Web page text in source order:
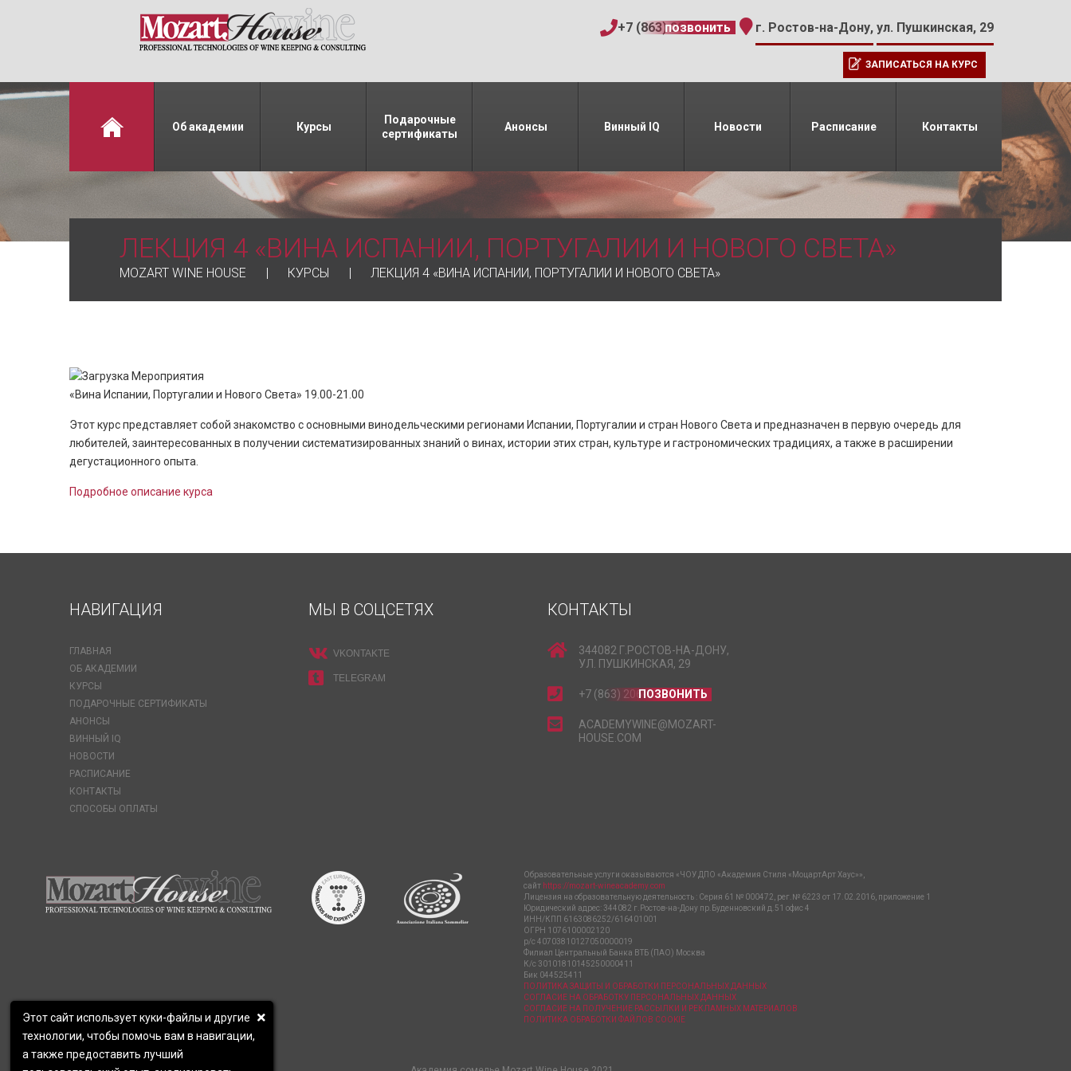
+7 (863) 206-15-15
позвонить г. Ростов-на-Дону, ул. Пушкинская, 29
ЗАПИСАТЬСЯ НА КУРС
Об академии Курсы
Подарочные
сертификаты
Анонсы Винный IQ Новости Расписание Контакты
ЛЕКЦИЯ 4 «ВИНА ИСПАНИИ, ПОРТУГАЛИИ И НОВОГО СВЕТА»
MOZART WINE HOUSE КУРСЫ ЛЕКЦИЯ 4 «ВИНА ИСПАНИИ, ПОРТУГАЛИИ И НОВОГО СВЕТА»
«Вина Испании, Португалии и Нового Света» 19.00-21.00
Этот курс представляет собой знакомство с основными винодельческими регионами Испании, Португалии и стран Нового Света и предназначен в первую очередь для
любителей, заинтересованных в получении систематизированных знаний о винах, истории этих стран, культуре и гастрономических традициях, а также в расширении
дегустационного опыта.
Подробное описание курса
НАВИГАЦИЯ
ГЛАВНАЯ
ОБ АКАДЕМИИ
КУРСЫ
ПОДАРОЧНЫЕ СЕРТИФИКАТЫ
АНОНСЫ
ВИННЫЙ IQ
НОВОСТИ
РАСПИСАНИЕ
КОНТАКТЫ
СПОСОБЫ ОПЛАТЫ
МЫ В СОЦСЕТЯХ
VKONTAKTE
TELEGRAM
КОНТАКТЫ
344082 Г.РОСТОВ-НА-ДОНУ,
УЛ. ПУШКИНСКАЯ, 29
+7 (863) 206-15-15
ПОЗВОНИТЬ
ACADEMYWINE@MOZART-
HOUSE.COM
Образовательные услуги оказываются «ЧОУ ДПО «Академия Стиля «МоцартАрт Хаус»»,
сайт https://mozart-wineacademy.com
Лицензия на образовательную деятельность : Серия 61 № 000472, рег.№ 6223 от 17.02.2016, приложение 1
Юридический адрес: 344082 г.Ростов-на-Дону пр.Буденновский д.51 офис 4
ИНН/КПП 6163086252/616401001
ОГРН 1076100002120
р/с 40703810127050000019
Филиал Центральный Банка ВТБ (ПАО) Москва
К/с 30101810145250000411
Бик 044525411
ПОЛИТИКА ЗАЩИТЫ И ОБРАБОТКИ ПЕРСОНАЛЬНЫХ ДАННЫХ
СОГЛАСИЕ НА ОБРАБОТКУ ПЕРСОНАЛЬНЫХ ДАННЫХ
СОГЛАСИЕ НА ПОЛУЧЕНИЕ РАССЫЛКИ И РЕКЛАМНЫХ МАТЕРИАЛОВ
ПОЛИТИКА ОБРАБОТКИ ФАЙЛОВ COOKIE
Этот сайт использует куки-файлы и другие
технологии, чтобы помочь вам в навигации,
а также предоставить лучший